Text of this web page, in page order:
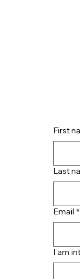
First
Last
Email *
I am